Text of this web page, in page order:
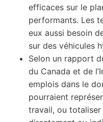
efficaces sur le
performants. Les
eux aussi besoin
sur des véhicules
Selon un rapport
du Canada et de
emplois dans le
pourraient
travail, ou totaliser